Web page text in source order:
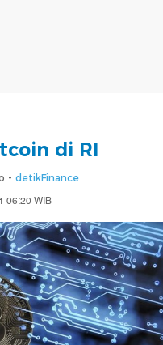
di RI
- detikFinance
06:20 WIB